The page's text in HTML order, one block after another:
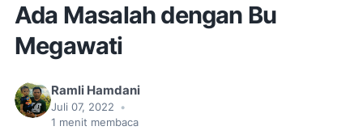
Ada Masalah dengan Bu
Megawati
Ramli Hamdani
Juli 07, 2022
•
1 menit membaca